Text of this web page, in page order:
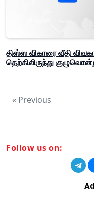
திஸ்ஸ விகாரை வீதி
தெற்கிலிருந்து
« Previous
Follow us on: